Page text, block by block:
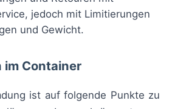
jedoch mit Limitierungen
und Gewicht.
Container
ist auf folgende Punkte zu